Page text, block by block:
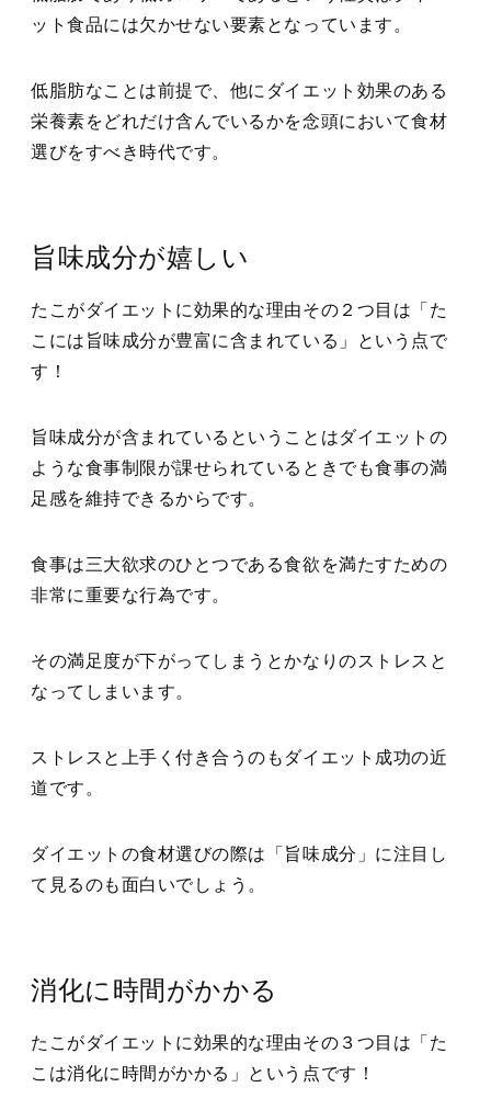
ット食品には欠かせない要素となっています。
低脂肪なことは前提で、他にダイエット効果のある
栄養素をどれだけ含んでいるかを念頭において食材
選びをすべき時代です。
旨味成分が嬉しい
たこがダイエットに効果的な理由その２つ目は「た
こには旨味成分が豊富に含まれている」という点で
す！
旨味成分が含まれているということはダイエットの
ような食事制限が課せられているときでも食事の満
足感を維持できるからです。
食事は三大欲求のひとつである食欲を満たすための
非常に重要な行為です。
その満足度が下がってしまうとかなりのストレスと
なってしまいます。
ストレスと上手く付き合うのもダイエット成功の近
道です。
ダイエットの食材選びの際は「旨味成分」に注目し
て見るのも面白いでしょう。
消化に時間がかかる
たこがダイエットに効果的な理由その３つ目は「た
こは消化に時間がかかる」という点です！